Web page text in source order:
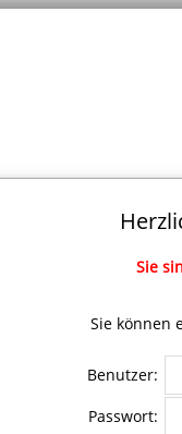
Sie
Sie können
Benutzer:
Passwort: